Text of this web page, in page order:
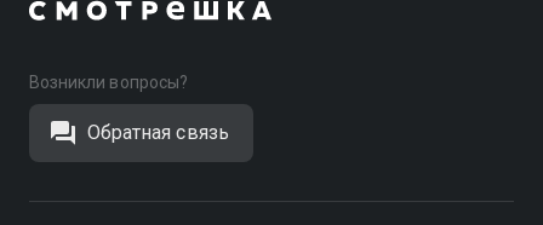
Возникли вопросы?
Обратная связь